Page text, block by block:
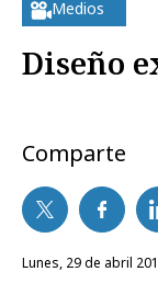
Medios
Diseño
Comparte
lunes, 29 de abril